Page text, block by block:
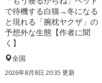
で待機する白猫→冬になる
と現れる「腕枕ヤクザ」の
予想外な生態【作者に聞
く】
全国
2026年8月8日 20:35 更新